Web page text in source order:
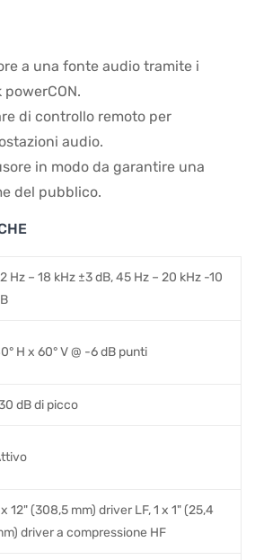
a una fonte audio tramite i
di controllo remoto per
audio.
in modo da garantire una
del pubblico.
Hz – 18 kHz ±3 dB, 45 Hz – 20 kHz -10
H x 60° V @ -6 dB punti
dB di picco
x 12" (308,5 mm) driver LF, 1 x 1" (25,4
driver a compressione HF